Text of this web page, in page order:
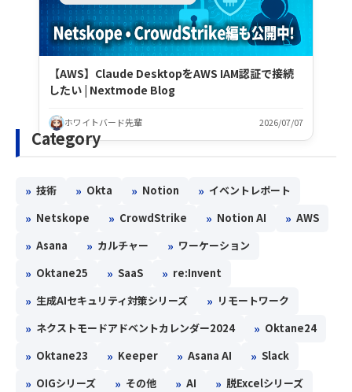
【AWS】Claude DesktopをAWS IAM認証で接続
したい | Nextmode Blog
ホワイトバード先輩 2026/07/07
Category
» 技術 » Okta » Notion » イベントレポート
» Netskope » CrowdStrike » Notion AI » AWS
» Asana » カルチャー » ワーケーション
» Oktane25 » SaaS » re:Invent
» 生成AIセキュリティ対策シリーズ » リモートワーク
» ネクストモードアドベントカレンダー2024 » Oktane24
» Oktane23 » Keeper » Asana AI » Slack
» OIGシリーズ » その他 » AI » 脱Excelシリーズ